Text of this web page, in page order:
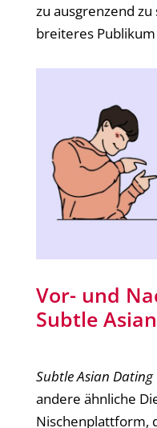
zu ausgrenzend
breiteres
Vor- und
Subtle
Subtle Asian Dating
andere ähnliche
Nischenplattform,